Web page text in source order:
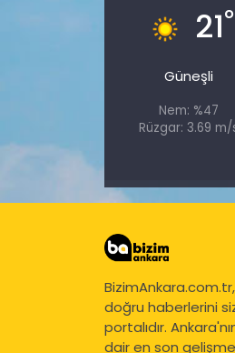
21°
Güneşli
Nem: %47
Rüzgar: 3.69 m/
doğru haberlerini
portalıdır.
dair en son